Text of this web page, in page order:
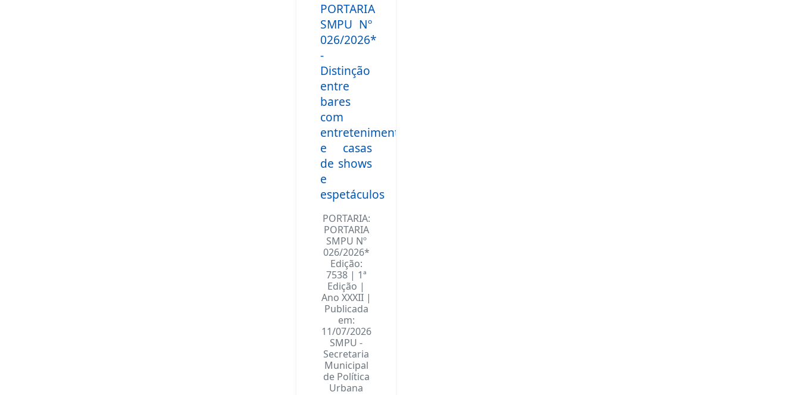
PORTARIA
SMPU Nº
026/2026*
-
Distinção
entre
bares
com
entretenimento
e casas
de shows
e
espetáculos
PORTARIA:
PORTARIA
SMPU Nº
026/2026*
Edição:
7538 | 1ª
Edição |
Ano XXXII |
Publicada
em:
11/07/2026
SMPU -
Secretaria
Municipal
de Política
Urbana